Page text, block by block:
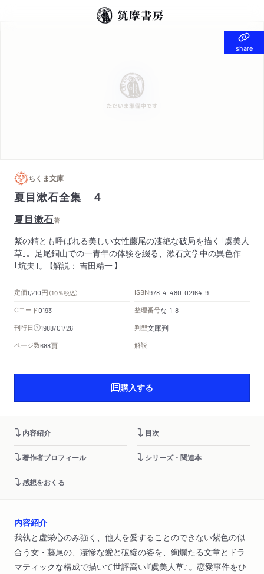
share
share
ちくま文庫
夏目漱石全集 ４
夏目漱石著
紫の精とも呼ばれる美しい女性藤尾の凄絶な破局を描く｢虞美人
草｣。足尾銅山での一青年の体験を綴る、漱石文学中の異色作
｢坑夫｣。 【解説： 吉田精一 】
定価1,210円 （10％税込） ISBN978-4-480-02164-9
Cコード0193 整理番号な-1-8
刊行日 1988/01/26 判型文庫判
ページ数688頁 解説
購入する
内容紹介 目次
著作者プロフィール シリーズ・関連本
感想をおくる
内容紹介
我執と虚栄心のみ強く、他人を愛することのできない紫色の似
合う女・藤尾の、凄惨な愛と破綻の姿を、絢爛たる文章とドラ
マティックな構成で描いて世評高い『虞美人草』。恋愛事件をひ